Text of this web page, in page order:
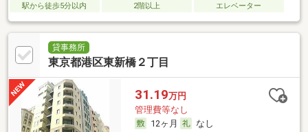
駅から徒歩5分以内 2階以上 エレベーター
貸事務所
東京都港区東新橋２丁目
31.19万円
管理費等なし
12ヶ月
なし